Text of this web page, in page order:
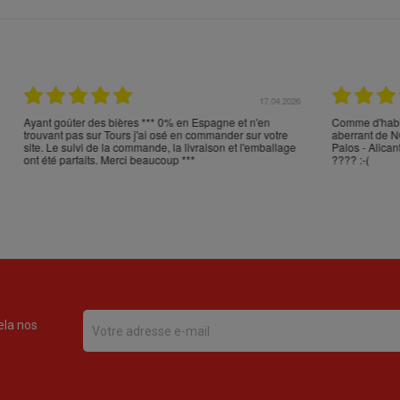
17.04.2026
Espagne et n'en
commander sur votre
livraison et l'emballage
Comme d'habitude, excellent emballage, mais
aberrant de NOVA POST (versus FEDEX): Cabos de
Palos - Alicante - Barcelone - Milan - Nice -
???? :-(
nos